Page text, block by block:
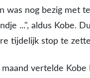
was nog bezig met
...", aldus Kobe.
tijdelijk stop te
maand vertelde Kobe